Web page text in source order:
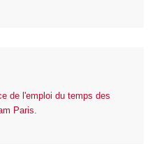
de l'emploi du temps des
Paris.